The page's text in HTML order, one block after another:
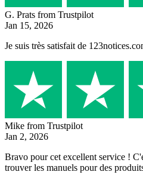
G. Prats from Trustpilot
Jan 15, 2026
Je suis très satisfait de
Mike from Trustpilot
Jan 2, 2026
Bravo pour cet excellent service !
trouver les manuels pour des